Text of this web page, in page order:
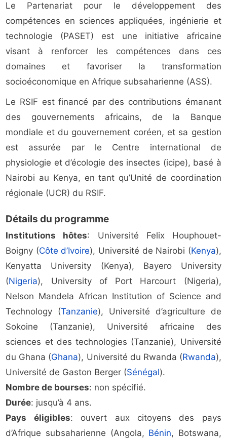
Le Partenariat pour le développement des
compétences en sciences appliquées, ingénierie et
technologie (PASET) est une initiative africaine
visant à renforcer les compétences dans ces
domaines et favoriser la transformation
socioéconomique en Afrique subsaharienne (ASS).
Le RSIF est financé par des contributions émanant
des gouvernements africains, de la Banque
mondiale et du gouvernement coréen, et sa gestion
est assurée par le Centre international de
physiologie et d’écologie des insectes (icipe), basé à
Nairobi au Kenya, en tant qu’Unité de coordination
régionale (UCR) du RSIF.
Détails du programme
Institutions hôtes: Université Felix Houphouet-
Boigny (Côte d’Ivoire), Université de Nairobi (Kenya),
Kenyatta University (Kenya), Bayero University
(Nigeria), University of Port Harcourt (Nigeria),
Nelson Mandela African Institution of Science and
Technology (Tanzanie), Université d’agriculture de
Sokoine (Tanzanie), Université africaine des
sciences et des technologies (Tanzanie), Université
du Ghana (Ghana), Université du Rwanda (Rwanda),
Université de Gaston Berger (Sénégal).
Nombre de bourses: non spécifié.
Durée: jusqu’à 4 ans.
Pays éligibles: ouvert aux citoyens des pays
d’Afrique subsaharienne (Angola, Bénin, Botswana,